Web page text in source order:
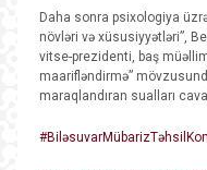
Daha sonra psixologiya
növləri və xüsusiyyətləri”,
vitse-prezidenti, baş
maarifləndirmə”
maraqlandıran sualları